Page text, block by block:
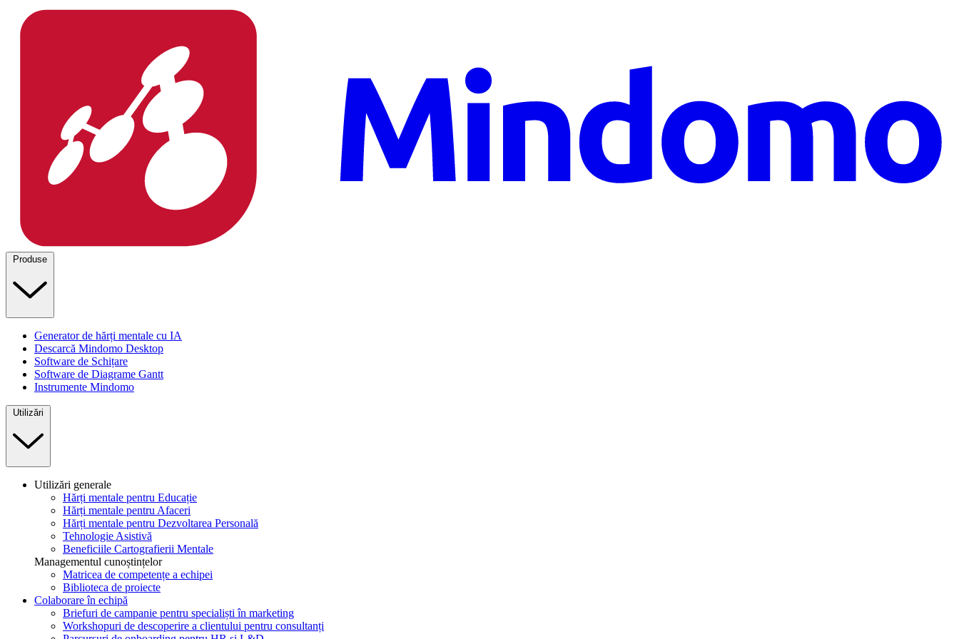
Produse
Generator de hărți mentale cu IA
Descarcă Mindomo Desktop
Software de Schițare
Software de Diagrame Gantt
Instrumente Mindomo
Utilizări
Utilizări generale
Hărți mentale pentru Educație
Hărți mentale pentru Afaceri
Hărți mentale pentru Dezvoltarea Personală
Tehnologie Asistivă
Beneficiile Cartografierii Mentale
Managementul cunoștințelor
Matricea de competențe a echipei
Biblioteca de proiecte
Colaborare în echipă
Briefuri de campanie pentru specialiști în marketing
Workshopuri de descoperire a clientului pentru consultanți